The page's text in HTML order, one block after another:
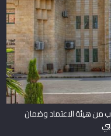
من هيئة الاعتماد وضمان